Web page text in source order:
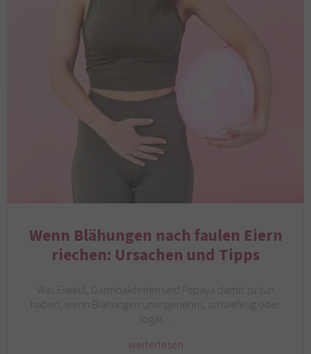
Wenn Blähungen nach faulen Eiern
riechen: Ursachen und Tipps
Was Eiweiß, Darmbakterien und Papaya damit zu tun
haben, wenn Blähungen unangenehm, schwefelig oder
sogar…
weiterlesen